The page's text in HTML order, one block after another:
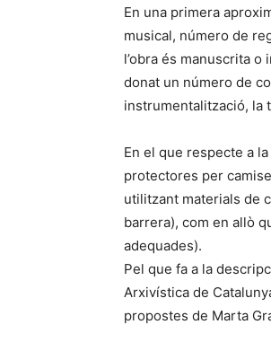
En una primera
musical, número de
l’obra és manuscrita o
donat un número de
instrumentalització, la
En el que respecte a
protectores per
utilitzant materials de
barrera), com en allò
adequades).
Pel que fa a la
Arxivística de
propostes de Marta